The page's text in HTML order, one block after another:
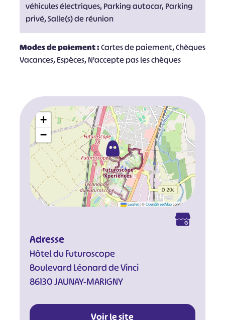
véhicules électriques, Parking autocar, Parking
privé, Salle(s) de réunion
Modes de paiement :Cartes de paiement, Chèques
Vacances, Espèces, N’accepte pas les chèques
+
−
Leaflet |©OpenStreetMapcontributors
Adresse
Hôtel du Futuroscope
Boulevard Léonard de Vinci
86130 JAUNAY-MARIGNY
Voir le site